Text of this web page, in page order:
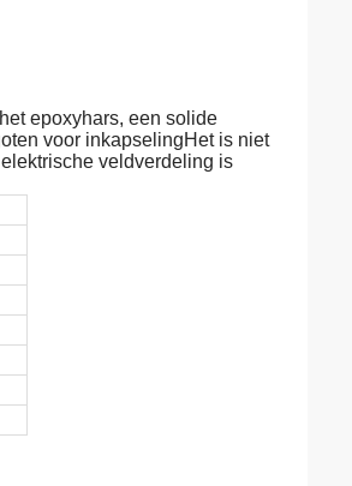
epoxyhars, een solide
voor inkapselingHet is niet
veldverdeling is